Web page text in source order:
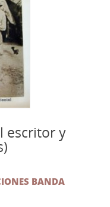
escritor y
BANDA